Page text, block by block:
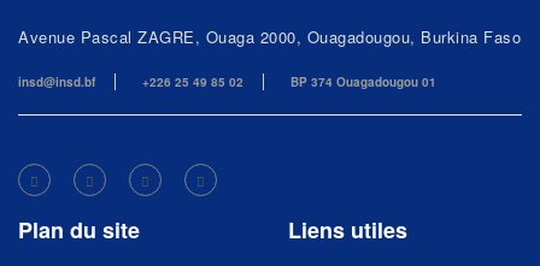
Avenue Pascal ZAGRE, Ouaga 2000, Ouagadougou, Burkina Faso
insd@insd.bf +226 25 49 85 02 BP 374 Ouagadougou 01
Plan du site Liens utiles